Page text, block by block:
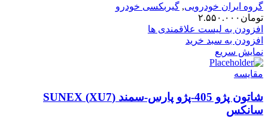
گروه ایران خودرویی, گیربکسی خودرو
تومان ۲.۵۵۰.۰۰۰
افزودن به لیست علاقمندی ها
افزودن به سبد خرید
نمایش سریع
مقایسه
شاتون پژو 405-پژو پارس-سمند (XU7) SUNEX
سانکس